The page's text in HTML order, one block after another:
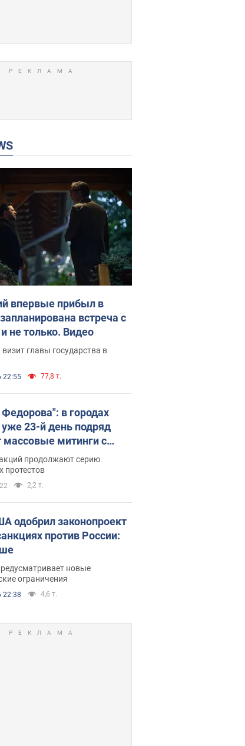
впервые прибыл в
встреча с
не только. Видео
главы государства в
22:55 77,8 т.
в городах
23-й день подряд
массовые митинги с
Фото и видео
продолжают серию
протестов
2,2 т.
одобрил законопроект
против России:
новые
ограничения
22:38 4,6 т.